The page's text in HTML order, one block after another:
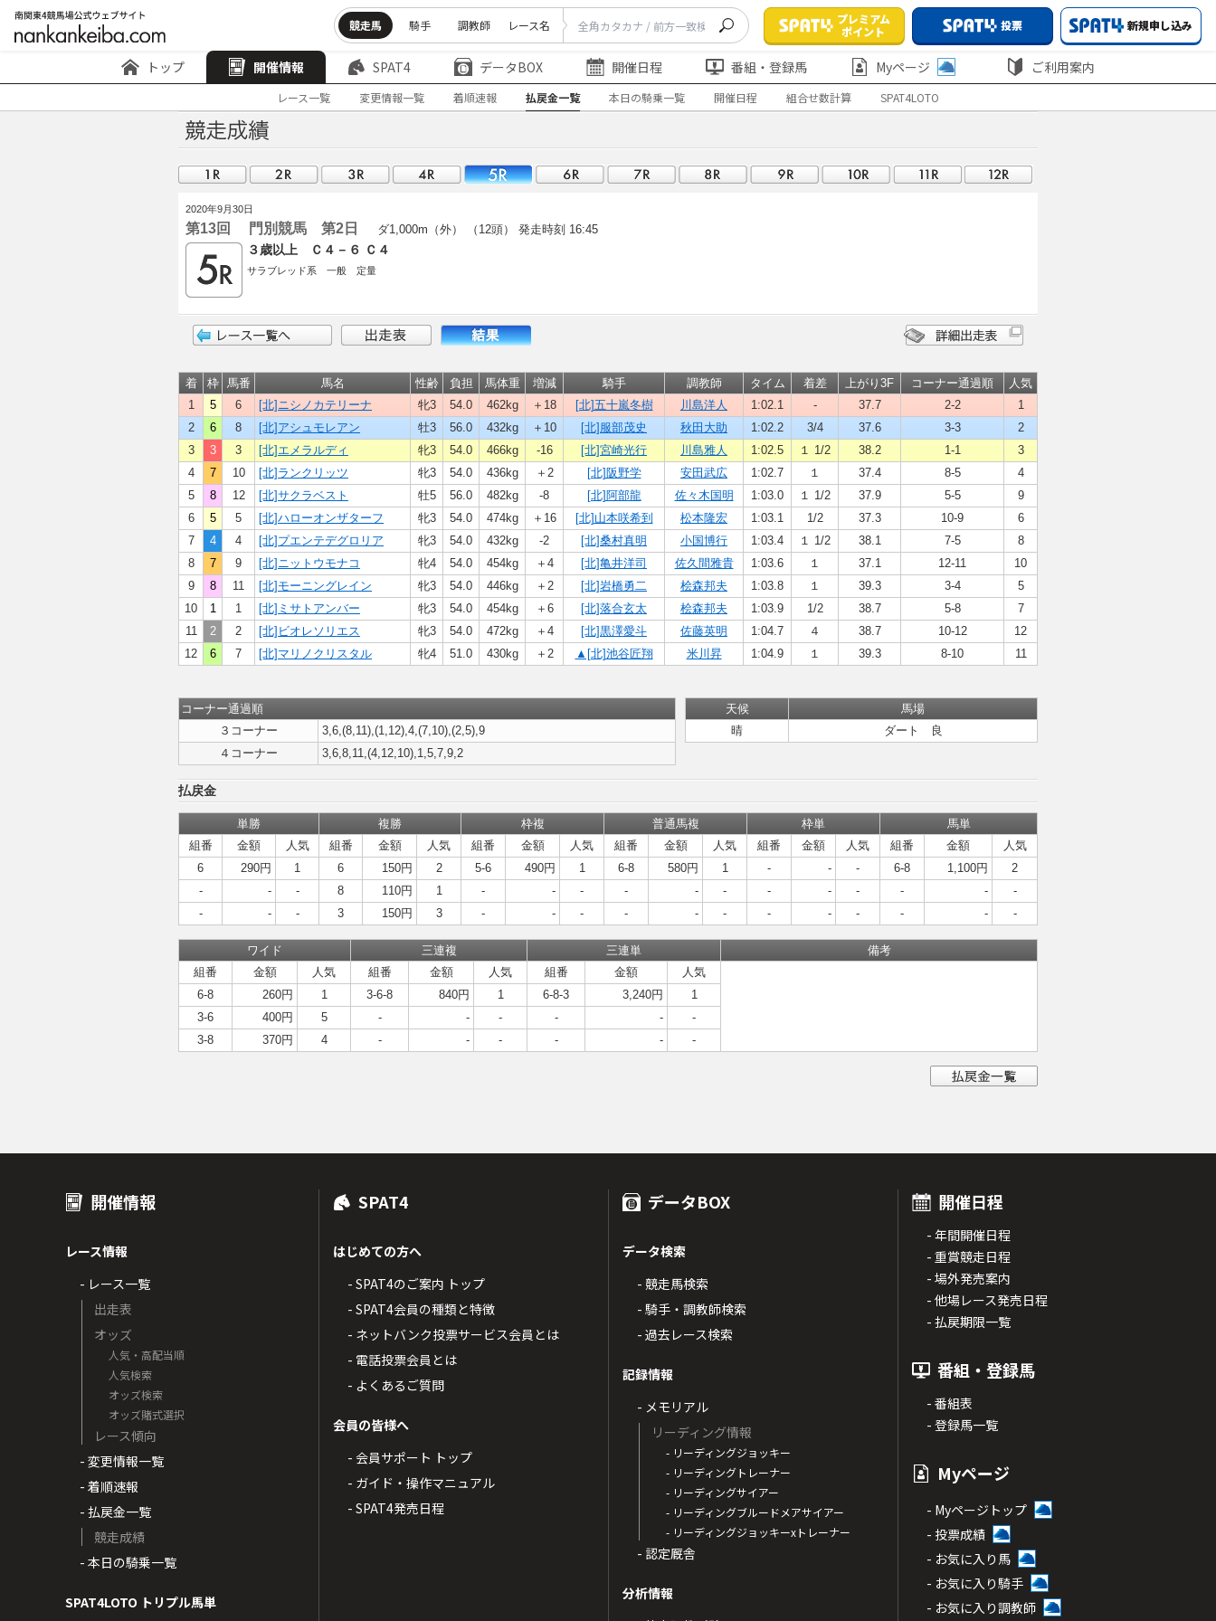
競走馬 騎手 調教師 レース名
プレミアム
ポイント
投票 新規申し込み
トップ 開催情報 SPAT4 データBOX 開催日程 番組・登録馬 Myページ ご利用案内
レース一覧 変更情報一覧 着順速報 払戻金一覧 本日の騎乗一覧 開催日程 組合せ数計算 SPAT4LOTO
2020年9月30日
第13回 門別競馬 第2日 ダ1,000m（外） （12頭） 発走時刻 16:45
３歳以上 Ｃ４－６ Ｃ４
サラブレッド系 一般 定量
着 枠 馬番 馬名 性齢 負担 馬体重 増減 騎手 調教師 タイム 着差 上がり3F コーナー通過順
人気
1
5 6 [北]ニシノカテリーナ 牝3 54.0 462kg ＋18 [北]五十嵐冬樹 川島洋人 1:02.1 - 37.7 2-2
1
2
6 8 [北]アシュモレアン 牡3 56.0 432kg ＋10 [北]服部茂史 秋田大助 1:02.2 3/4 37.6 3-3
2
3
3 3 [北]エメラルディ 牝3 54.0 466kg -16 [北]宮崎光行 川島雅人 1:02.5 １ 1/2 38.2 1-1
3
4
7 10 [北]ランクリッツ 牝3 54.0 436kg ＋2 [北]阪野学 安田武広 1:02.7 １ 37.4 8-5
4
5
8 12 [北]サクラベスト 牡5 56.0 482kg -8 [北]阿部龍 佐々木国明 1:03.0 １ 1/2 37.9 5-5
9
6
5 5 [北]ハローオンザターフ 牝3 54.0 474kg ＋16 [北]山本咲希到 松本隆宏 1:03.1 1/2 37.3 10-9
6
7
4 4 [北]プエンテデグロリア 牝3 54.0 432kg -2 [北]桑村真明 小国博行 1:03.4 １ 1/2 38.1 7-5
8
8
7 9 [北]ニットウモナコ 牝4 54.0 454kg ＋4 [北]亀井洋司 佐久間雅貴 1:03.6 １ 37.1 12-11
10
9
8 11 [北]モーニングレイン 牝3 54.0 446kg ＋2 [北]岩橋勇二 桧森邦夫 1:03.8 １ 39.3 3-4
5
10
1 1 [北]ミサトアンバー 牝3 54.0 454kg ＋6 [北]落合玄太 桧森邦夫 1:03.9 1/2 38.7 5-8
7
11
2 2 [北]ビオレソリエス 牝3 54.0 472kg ＋4 [北]黒澤愛斗 佐藤英明 1:04.7 ４ 38.7 10-12
12
12
6 7 [北]マリノクリスタル 牝4 51.0 430kg ＋2 ▲[北]池谷匠翔 米川昇 1:04.9 １ 39.3 8-10 11
コーナー通過順
３コーナー
3,6,(8,11),(1,12),4,(7,10),(2,5),9
４コーナー
3,6,8,11,(4,12,10),1,5,7,9,2
天候
馬場
晴
ダート 良
払戻金
単勝 複勝 枠複 普通馬複 枠単
馬単
組番
金額 人気 組番 金額 人気 組番 金額 人気 組番 金額 人気 組番 金額 人気 組番 金額
人気
6
290円 1 6 150円 2 5-6 490円 1 6-8 580円 1 - - - 6-8 1,100円
2
-
- - 8 110円 1 - - - - - - - - - - -
-
-
- - 3 150円 3 - - - - - - - - - - - -
ワイド 三連複 三連単
備考
組番
金額 人気 組番 金額 人気 組番 金額
人気
6-8
260円 1 3-6-8 840円 1 6-8-3 3,240円
1
3-6
400円 5 - - - - -
-
3-8
370円 4 - - - - - -
開催情報
レース情報
- レース一覧
出走表
オッズ
人気・高配当順
人気検索
オッズ検索
オッズ賭式選択
レース傾向
- 変更情報一覧
- 着順速報
- 払戻金一覧
競走成績
- 本日の騎乗一覧
SPAT4LOTO トリプル馬単
SPAT4
はじめての方へ
- SPAT4のご案内 トップ
- SPAT4会員の種類と特徴
- ネットバンク投票サービス会員とは
- 電話投票会員とは
- よくあるご質問
会員の皆様へ
- 会員サポート トップ
- ガイド・操作マニュアル
- SPAT4発売日程
データBOX
データ検索
- 競走馬検索
- 騎手・調教師検索
- 過去レース検索
記録情報
- メモリアル
リーディング情報
- リーディングジョッキー
- リーディングトレーナー
- リーディングサイアー
- リーディングブルードメアサイアー
- リーディングジョッキーxトレーナー
- 認定厩舎
分析情報
開催日程
- 年間開催日程
- 重賞競走日程
- 場外発売案内
- 他場レース発売日程
- 払戻期限一覧
番組・登録馬
- 番組表
- 登録馬一覧
Myページ
- Myページトップ
- 投票成績
- お気に入り馬
- お気に入り騎手
- お気に入り調教師